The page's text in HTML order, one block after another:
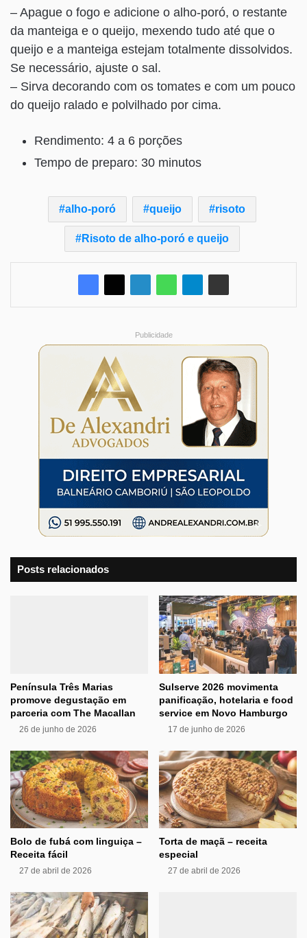
– Apague o fogo e adicione o alho-poró, o restante
da manteiga e o queijo, mexendo tudo até que o
queijo e a manteiga estejam totalmente dissolvidos.
Se necessário, ajuste o sal.
– Sirva decorando com os tomates e com um pouco
do queijo ralado e polvilhado por cima.
Rendimento: 4 a 6 porções
Tempo de preparo: 30 minutos
alho-poró queijo risoto
Risoto de alho-poró e queijo
Publicidade
Posts relacionados
Península Três Marias
promove degustação em
parceria com The Macallan
26 de junho de 2026
Sulserve 2026 movimenta
panificação, hotelaria e food
service em Novo Hamburgo
17 de junho de 2026
Bolo de fubá com linguiça –
Receita fácil
27 de abril de 2026
Torta de maçã – receita
especial
27 de abril de 2026